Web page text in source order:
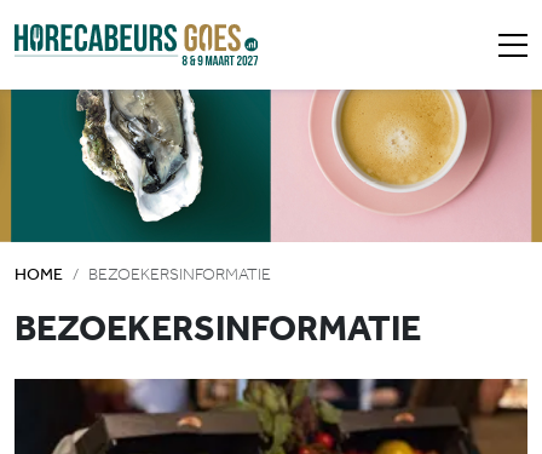
HOME BEZOEKERSINFORMATIE
BEZOEKERSINFORMATIE